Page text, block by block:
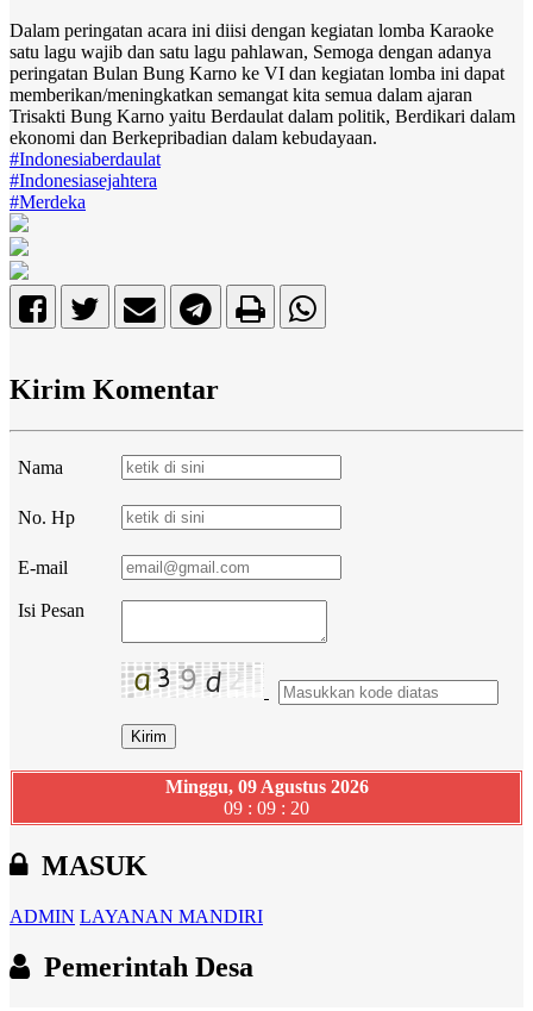
Dalam peringatan acara ini diisi dengan kegiatan lomba Karaoke
satu lagu wajib dan satu lagu pahlawan, Semoga dengan adanya
peringatan Bulan Bung Karno ke VI dan kegiatan lomba ini dapat
memberikan/meningkatkan semangat kita semua dalam ajaran
Trisakti Bung Karno yaitu Berdaulat dalam politik, Berdikari dalam
ekonomi dan Berkepribadian dalam kebudayaan.
#Indonesiaberdaulat
#Indonesiasejahtera
#Merdeka
Kirim Komentar
Nama
No. Hp
E-mail
Isi Pesan
Minggu, 09 Agustus 2026
09 : 09 : 21
MASUK
ADMIN LAYANAN MANDIRI
Pemerintah Desa